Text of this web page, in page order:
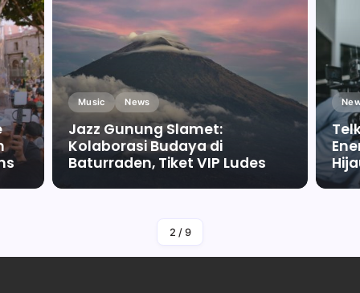
Music News
Jazz Gunung Slamet:
Kolaborasi Budaya di
Baturraden, Tiket VIP Ludes
By Falah Malaika Az Zahra
2 / 9